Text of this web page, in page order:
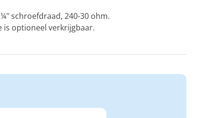
schroefdraad, 240-30 ohm.
is optioneel verkrijgbaar.